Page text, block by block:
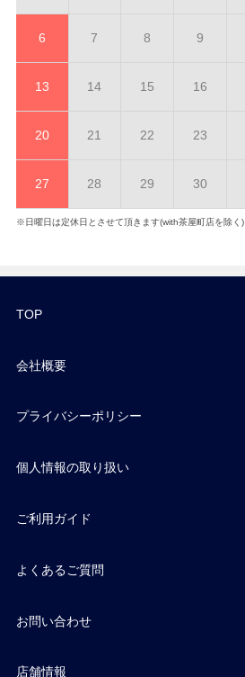
6 7 8 9
13 14 15 16
20 21 22 23
27 28 29 30
※日曜日は定休日とさせて頂きます(with茶屋町店を除く)
TOP
会社概要
プライバシーポリシー
個人情報の取り扱い
ご利用ガイド
よくあるご質問
お問い合わせ
店舗情報